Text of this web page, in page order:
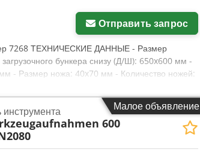
Отправить запрос
7268 ТЕХНИЧЕСКИЕ ДАННЫЕ - Размер
бункера снизу (Д/Ш): 650x600 мм -
- Размер ножа: 40x70 мм - Количество ножей:
0,75 кВт - Габариты (Д/Ш/В): 1900x1450x1450
Немецкое производство – Не перекрашен –
фотографии Видео пуска машины:
Нетто-цена: 7 120 EUR по курсу 4,2 EUR (Цены
Малое объявление
600